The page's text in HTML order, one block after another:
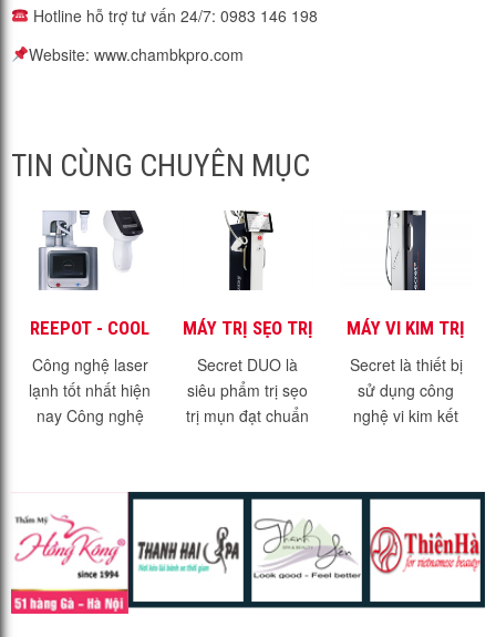
Hotline hỗ trợ tư vấn 24/7: 0983 146 198
Website: www.chambkpro.com
TIN CÙNG CHUYÊN MỤC
REEPOT - COOL
LASER - SIÊU
PHẨM TRONG
ĐIỀU TRỊ SẮC TỐ
Công nghệ laser
lạnh tốt nhất hiện
nay Công nghệ
sắc tố mới nhất và
hiện đại nhất hiện
nay....
MÁY TRỊ SẸO TRỊ
MỤN SECRET
DUO
Secret DUO là
siêu phẩm trị sẹo
trị mụn đạt chuẩn
giữa công nghệ Vi
Kim Micro needle
RF và...
MÁY VI KIM TRỊ
MỤN TRỊ SẸO
SECRET - FDA
Secret là thiết bị
sử dụng công
nghệ vi kim kết
nghệ trị sẹo trị
giới Phạm vi...